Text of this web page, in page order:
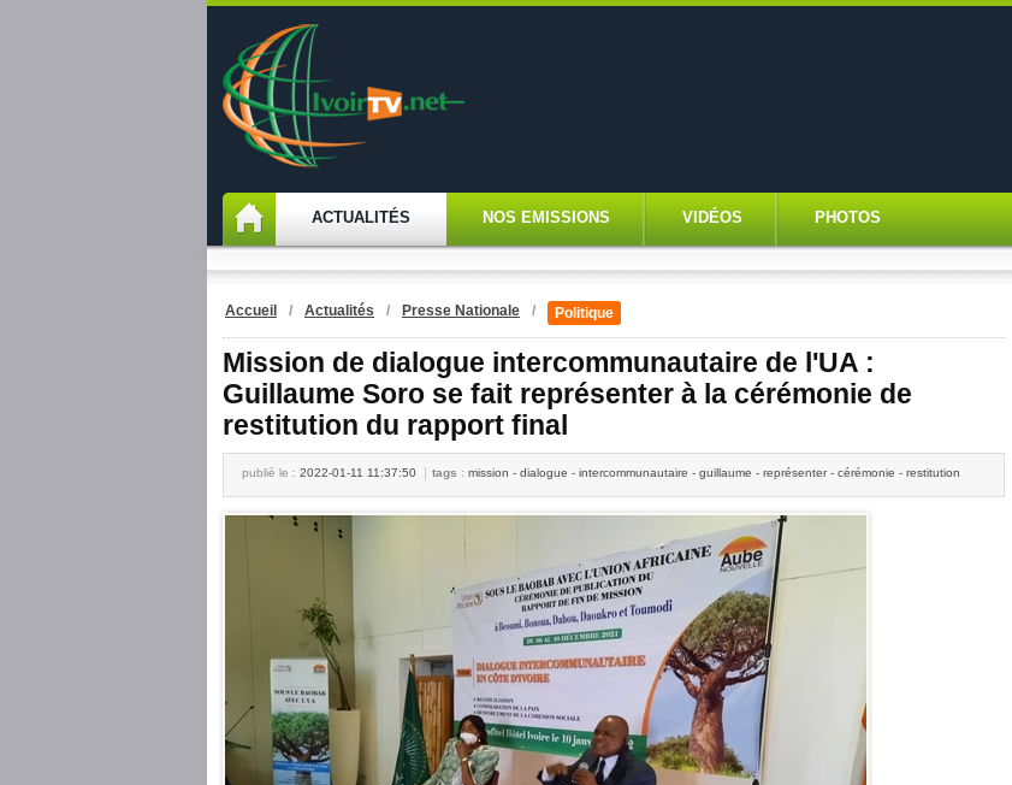
ACTUALITÉS NOS EMISSIONS VIDÉOS PHOTOS
Accueil / Actualités / Presse Nationale / Politique
Mission de dialogue intercommunautaire de l'UA :
Guillaume Soro se fait représenter à la cérémonie de
restitution du rapport final
publiè le : 2022-01-11 11:37:50 tags : mission - dialogue - intercommunautaire - guillaume - représenter - cérémonie - restitution